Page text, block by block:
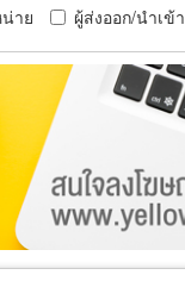
าย ผู้ส่งออก/นำเข้า